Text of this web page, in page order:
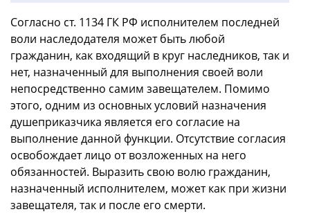
Согласно ст. 1134 ГК РФ исполнителем последней
воли наследодателя может быть любой
гражданин, как входящий в круг наследников, так и
нет, назначенный для выполнения своей воли
непосредственно самим завещателем. Помимо
этого, одним из основных условий назначения
душеприказчика является его согласие на
выполнение данной функции. Отсутствие согласия
освобождает лицо от возложенных на него
обязанностей. Выразить свою волю гражданин,
назначенный исполнителем, может как при жизни
завещателя, так и после его смерти.